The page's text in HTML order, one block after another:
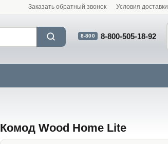
Заказать обратный звонок Условия доставки
8-800 8-800-505-18-92
Комод Wood Home Lite